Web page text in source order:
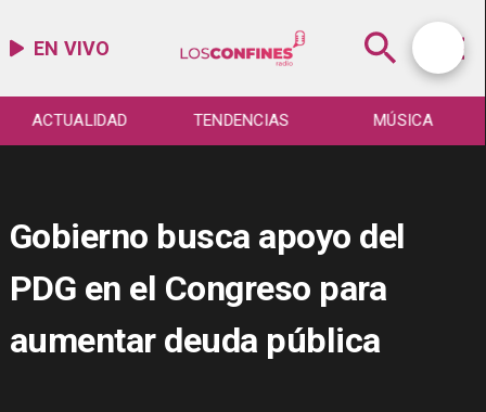
EN VIVO
ACTUALIDAD TENDENCIAS MÚSICA
Gobierno busca apoyo del
PDG en el Congreso para
aumentar deuda pública